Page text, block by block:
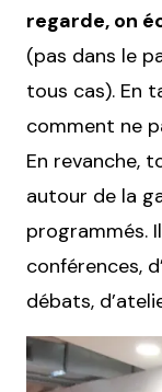
regarde, on
(pas dans le
tous cas). En
comment ne
En revanche,
autour de la
programmés.
conférences,
débats,